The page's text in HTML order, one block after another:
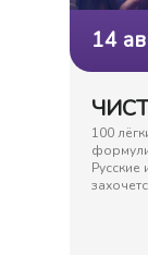
14
100